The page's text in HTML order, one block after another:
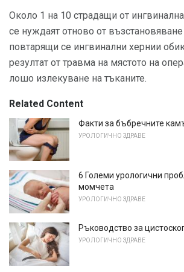
Около 1 на 10 страдащи от
се нуждаят отново от
повтарящи се ингвинални хернии
резултат от травма на мястото на
лошо излекуване на тъканите.
Related Content
Факти за бъбречните
УРОЛОГИЧНО ЗДРАВЕ
6 Големи урологични
момчета
УРОЛОГИЧНО ЗДРАВЕ
Ръководство за
УРОЛОГИЧНО ЗДРАВЕ